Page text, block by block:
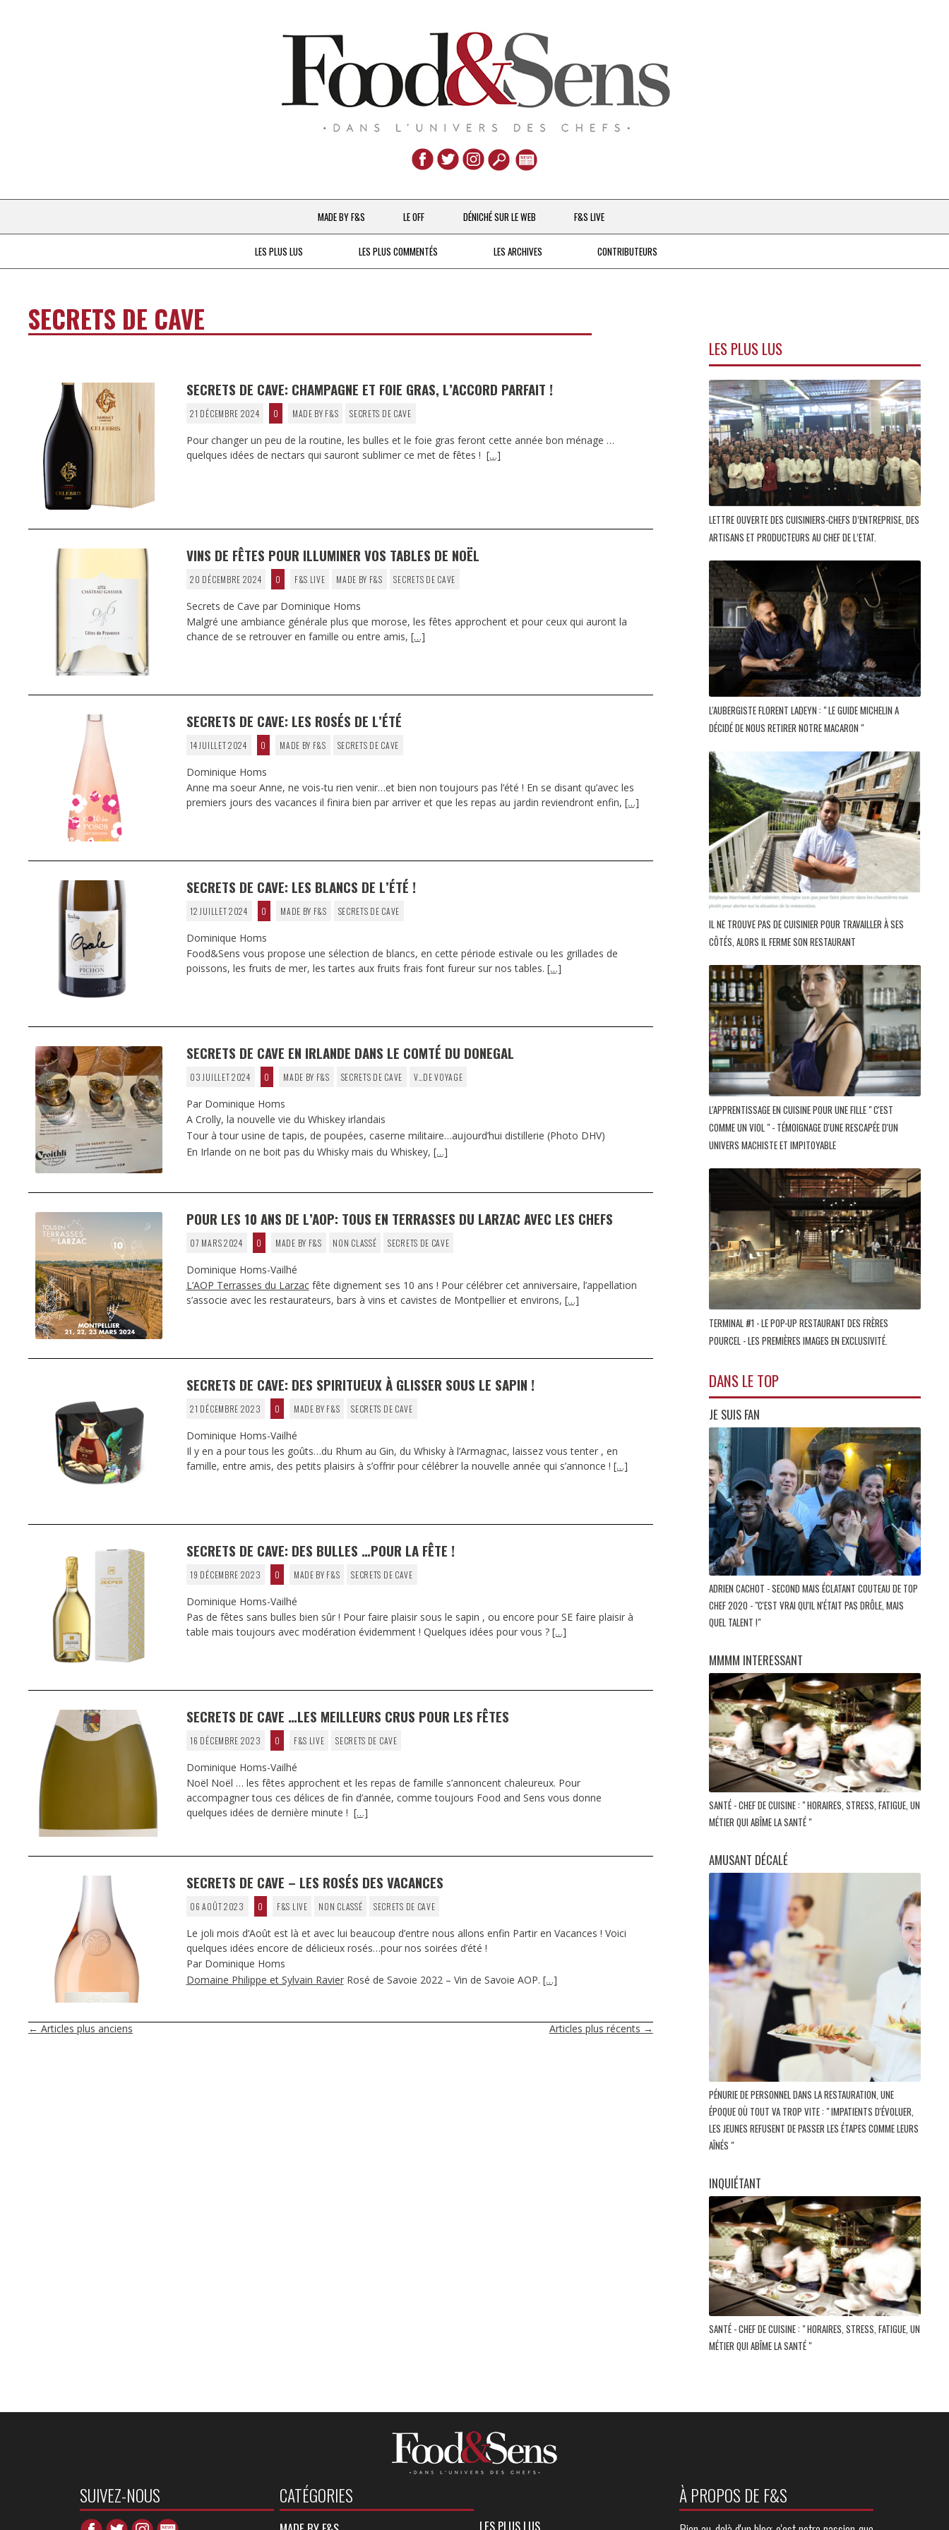
Aller
au
contenu
MADE BY F&S
CHEFS & ACTUALITÉS
DESTIN DE FEMME
LE OFF DÉNICHÉ SUR LE WEB F&S LIVE
LES PLUS LUS LES PLUS COMMENTÉS LES ARCHIVES CONTRIBUTEURS
SECRETS DE CAVE
SECRETS DE CAVE: CHAMPAGNE ET FOIE GRAS, L’ACCORD PARFAIT !
21 DÉCEMBRE 2024 0 MADE BY F&S SECRETS DE CAVE
Pour changer un peu de la routine, les bulles et le foie gras feront cette année bon ménage …
quelques idées de nectars qui sauront sublimer ce met de fêtes ! […]
VINS DE FÊTES POUR ILLUMINER VOS TABLES DE NOËL
20 DÉCEMBRE 2024 0 F&S LIVE MADE BY F&S SECRETS DE CAVE
Secrets de Cave par Dominique Homs
Malgré une ambiance générale plus que morose, les fêtes approchent et pour ceux qui auront la
chance de se retrouver en famille ou entre amis, […]
SECRETS DE CAVE: LES ROSÉS DE L’ÉTÉ
14 JUILLET 2024 0 MADE BY F&S SECRETS DE CAVE
Dominique Homs
Anne ma soeur Anne, ne vois-tu rien venir…et bien non toujours pas l’été ! En se disant qu’avec les
premiers jours des vacances il finira bien par arriver et que les repas au jardin reviendront enfin, […]
SECRETS DE CAVE: LES BLANCS DE L’ÉTÉ !
12 JUILLET 2024 0 MADE BY F&S SECRETS DE CAVE
Dominique Homs
Food&Sens vous propose une sélection de blancs, en cette période estivale ou les grillades de
poissons, les fruits de mer, les tartes aux fruits frais font fureur sur nos tables. […]
SECRETS DE CAVE EN IRLANDE DANS LE COMTÉ DU DONEGAL
03 JUILLET 2024 0 MADE BY F&S SECRETS DE CAVE V…DE VOYAGE
Par Dominique Homs
A Crolly, la nouvelle vie du Whiskey irlandais
Tour à tour usine de tapis, de poupées, caserne militaire…aujourd’hui distillerie (Photo DHV)
En Irlande on ne boit pas du Whisky mais du Whiskey, […]
POUR LES 10 ANS DE L’AOP: TOUS EN TERRASSES DU LARZAC AVEC LES CHEFS
07 MARS 2024 0 MADE BY F&S NON CLASSÉ SECRETS DE CAVE
Dominique Homs-Vailhé
L’AOP Terrasses du Larzacfête dignement ses 10 ans ! Pour célébrer cet anniversaire, l’appellation
s’associe avec les restaurateurs, bars à vins et cavistes de Montpellier et environs, […]
SECRETS DE CAVE: DES SPIRITUEUX À GLISSER SOUS LE SAPIN !
21 DÉCEMBRE 2023 0 MADE BY F&S SECRETS DE CAVE
Dominique Homs-Vailhé
Il y en a pour tous les goûts…du Rhum au Gin, du Whisky à l’Armagnac, laissez vous tenter , en
famille, entre amis, des petits plaisirs à s’offrir pour célébrer la nouvelle année qui s’annonce ! […]
SECRETS DE CAVE: DES BULLES …POUR LA FÊTE !
19 DÉCEMBRE 2023 0 MADE BY F&S SECRETS DE CAVE
Dominique Homs-Vailhé
Pas de fêtes sans bulles bien sûr ! Pour faire plaisir sous le sapin , ou encore pour SE faire plaisir à
table mais toujours avec modération évidemment ! Quelques idées pour vous ? […]
SECRETS DE CAVE …LES MEILLEURS CRUS POUR LES FÊTES
16 DÉCEMBRE 2023 0 F&S LIVE SECRETS DE CAVE
Dominique Homs-Vailhé
Noël Noël … les fêtes approchent et les repas de famille s’annoncent chaleureux. Pour
accompagner tous ces délices de fin d’année, comme toujours Food and Sens vous donne
quelques idées de dernière minute ! […]
SECRETS DE CAVE – LES ROSÉS DES VACANCES
06 AOÛT 2023 0 F&S LIVE NON CLASSÉ SECRETS DE CAVE
Le joli mois d’Août est là et avec lui beaucoup d’entre nous allons enfin Partir en Vacances ! Voici
quelques idées encore de délicieux rosés…pour nos soirées d’été !
Par Dominique Homs
Domaine Philippe et Sylvain RavierRosé de Savoie 2022 – Vin de Savoie AOP. […]
NAVIGATION
DES
← Articles plus anciens Articles plus récents →
LES PLUS LUS
LETTRE OUVERTE DES CUISINIERS-CHEFS D’ENTREPRISE, DES
ARTISANS ET PRODUCTEURS AU CHEF DE L’ETAT.
L'AUBERGISTE FLORENT LADEYN : " LE GUIDE MICHELIN A
DÉCIDÉ DE NOUS RETIRER NOTRE MACARON "
IL NE TROUVE PAS DE CUISINIER POUR TRAVAILLER À SES
CÔTÉS, ALORS IL FERME SON RESTAURANT
L'APPRENTISSAGE EN CUISINE POUR UNE FILLE " C'EST
COMME UN VIOL " - TÉMOIGNAGE D'UNE RESCAPÉE D'UN
UNIVERS MACHISTE ET IMPITOYABLE
TERMINAL #1 - LE POP-UP RESTAURANT DES FRÈRES
POURCEL - LES PREMIÈRES IMAGES EN EXCLUSIVITÉ.
DANS LE TOP
JE SUIS FAN
ADRIEN CACHOT - SECOND MAIS ÉCLATANT COUTEAU DE TOP
CHEF 2020 - "C'EST VRAI QU'IL N'ÉTAIT PAS DRÔLE, MAIS
QUEL TALENT !"
MMMM INTERESSANT
SANTÉ - CHEF DE CUISINE : " HORAIRES, STRESS, FATIGUE, UN
MÉTIER QUI ABÎME LA SANTÉ "
AMUSANT DÉCALÉ
PÉNURIE DE PERSONNEL DANS LA RESTAURATION, UNE
ÉPOQUE OÙ TOUT VA TROP VITE : " IMPATIENTS D'ÉVOLUER,
LES JEUNES REFUSENT DE PASSER LES ÉTAPES COMME LEURS
AÎNÉS "
INQUIÉTANT
SANTÉ - CHEF DE CUISINE : " HORAIRES, STRESS, FATIGUE, UN
MÉTIER QUI ABÎME LA SANTÉ "
SUIVEZ-NOUS CATÉGORIES
LES PLUS LUS
À PROPOS DE F&S